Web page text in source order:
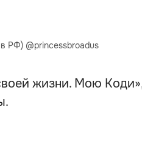
РФ) @princessbroadus
жизни. Мою